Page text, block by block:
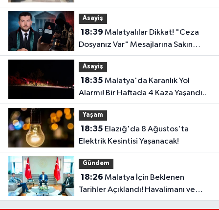
Asayiş
18:39
Dosyanız Var" Mesajlarına Sakın
Kanmayın
Asayiş
18:35
Alarmı! Bir Haftada 4 Kaza Yaşandı..
Yaşam
18:35
Elektrik Kesintisi Yaşanacak!
Gündem
18:26
Tarihler Açıklandı! Havalimanı ve
Çevre Yolu Açılıyor..